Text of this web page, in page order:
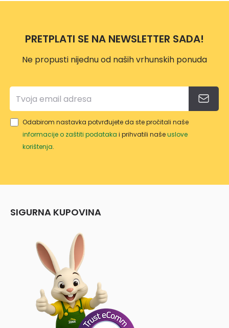
10
FBK
GRW
T/NY
WT/1
0
8
FLEX
ŽUTE
PRETPLATI SE NA NEWSLETTER SADA!
Ne propusti nijednu od naših vrhunskih ponuda
Odabirom nastavka potvrđujete da ste pročitali naše
informacije o zaštiti podataka i prihvatili našeuslove
korištenja.
SIGURNA KUPOVINA